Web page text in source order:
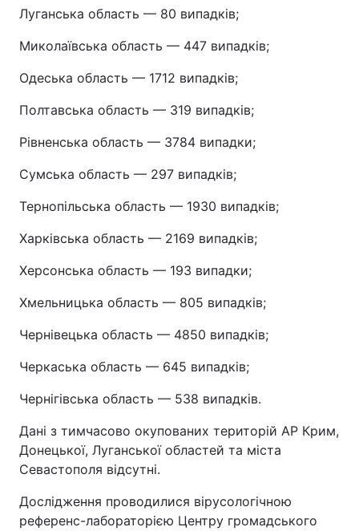
Луганська область — 80 випадків;
Миколаївська область — 447 випадків;
Одеська область — 1712 випадків;
Полтавська область — 319 випадків;
Рівненська область — 3784 випадки;
Сумська область — 297 випадків;
Тернопільська область — 1930 випадків;
Харківська область — 2169 випадків;
Херсонська область — 193 випадки;
Хмельницька область — 805 випадків;
Чернівецька область — 4850 випадків;
Черкаська область — 645 випадків;
Чернігівська область — 538 випадків.
Дані з тимчасово окупованих територій АР Крим,
Донецької, Луганської областей та міста
Севастополя відсутні.
Дослідження проводилися вірусологічною
референс-лабораторією Центру громадського